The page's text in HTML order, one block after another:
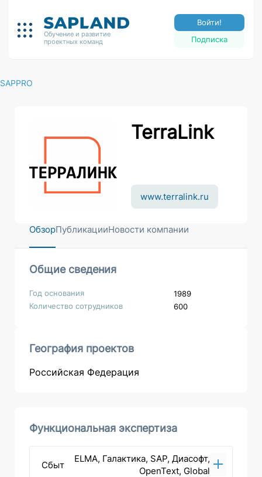
Обучение и развитие
проектных команд
Подписка
Войти!
SAPPRO
TerraLink
www.terralink.ru
ОбзорПубликацииНовости компании
Общие сведения
Год основания
1989
Количество сотрудников
600
География проектов
Российская Федерация
Функциональная экспертиза
Сбыт
ELMA, Галактика, SAP, Диасофт,
OpenText, Global